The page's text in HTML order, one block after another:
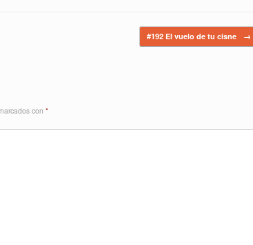
#192 El vuelo de tu cisne →
con *